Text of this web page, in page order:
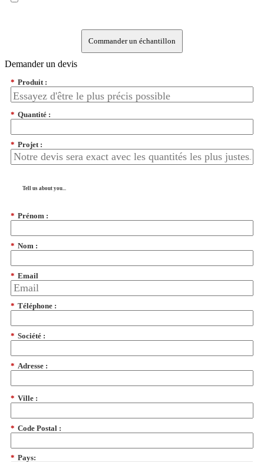
Commander un échantillon
Demander un devis
* Produit :
* Quantité :
* Projet :
Tell us about you...
* Prénom :
* Nom :
* Email
* Téléphone :
* Société :
* Adresse :
* Ville :
* Code Postal :
* Pays: